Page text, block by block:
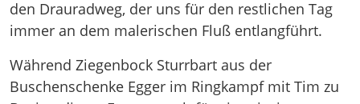
den Drauradweg, der uns für den restlichen Tag
immer an dem malerischen Fluß entlangführt.
Während Ziegenbock Sturrbart aus der
Buschenschenke Egger im Ringkampf mit Tim zu